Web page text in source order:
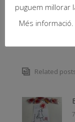
Related
puguem millorar
Més informació.